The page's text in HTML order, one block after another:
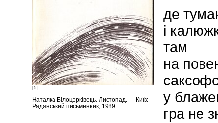
[5]
Наталка Білоцерківець. Листопад. — Київ:
Радянський письменник, 1989
де
і
там
на
у
гра не